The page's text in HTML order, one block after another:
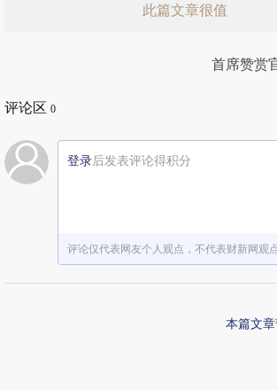
此篇文章很值
首席赞赏
评论区 0
登录后发表评论得积分
评论仅代表网友个人观点，不代表财新网观
本篇文